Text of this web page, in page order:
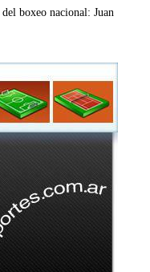
boxeo nacional: Juan